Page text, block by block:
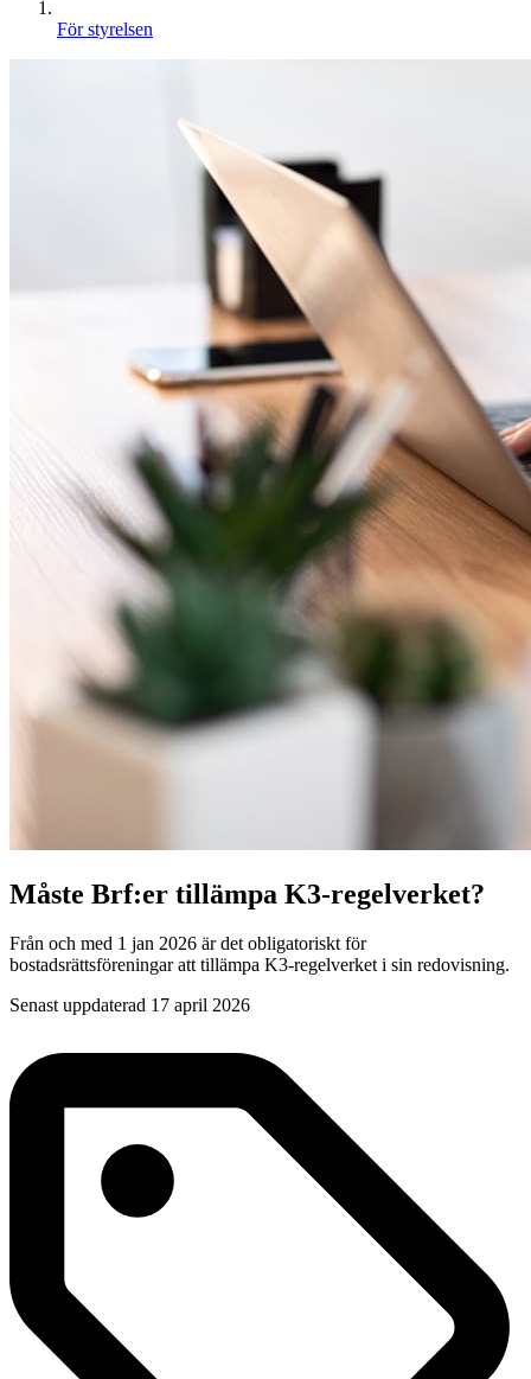
För styrelsen
Måste Brf:er tillämpa K3-regelverket?
Från och med 1 jan 2026 är det obligatoriskt för
bostadsrättsföreningar att tillämpa K3-regelverket i sin redovisning.
Senast uppdaterad 17 april 2026